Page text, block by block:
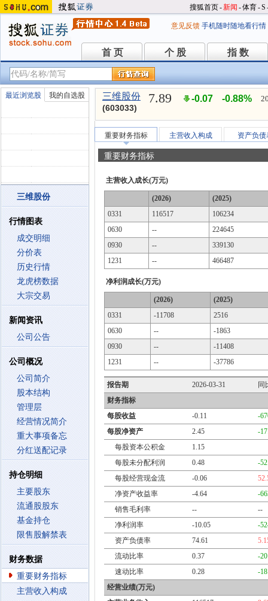
搜狐首页-新闻 -体育-S
意见反馈 手机随时随地看行情
首 页
首 页 个 股
个 股 指 数
指 数
最近浏览股 我的自选股
三维股份
行情图表
成交明细
分价表
历史行情
龙虎榜数据
大宗交易
新闻资讯
公司公告
公司概况
公司简介
股本结构
管理层
经营情况简介
重大事项备忘
分红送配记录
持仓明细
主要股东
流通股股东
基金持仓
限售股解禁表
财务数据
重要财务指标
主营收入构成
三维股份
(603033)
7.89 -0.07 -0.88%
重要财务指标 主营收入构成 资产负债
重要财务指标
主营收入成长(万元)
(2026)
(2025)
0331
116517
106234
0630
--
224645
0930
--
339130
1231
-- 466487
净利润成长(万元)
(2026)
(2025)
0331
-11708
2516
0630
--
-1863
0930
--
-11408
1231
-- -37786
报告期 2026-03-31
同
财务指标
每股收益
-0.11
-
每股净资产
2.45
-
每股资本公积金
1.15
每股未分配利润
0.48
-
每股经营现金流
-0.06
净资产收益率
-4.64
-
销售毛利率
--
--
净利润率
-10.05
-
资产负债率
74.61
流动比率
0.37
-
速动比率
0.28
-
经营业绩(万元)